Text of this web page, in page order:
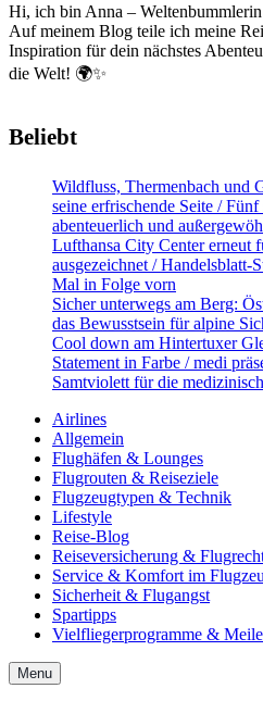
Hi, ich bin Anna –
Auf meinem Blog teile ich meine
Inspiration für dein nächstes
die Welt! 🌍✨
Beliebt
Wildfluss, Thermenbach und
seine erfrischende Seite /
abenteuerlich und
Lufthansa City Center erneut
ausgezeichnet / Handelsblatt-
Mal in Folge vorn
Sicher unterwegs am Berg:
das Bewusstsein für alpine
Cool down am Hintertuxer
Statement in Farbe / medi
Samtviolett für die
Airlines
Allgemein
Flughäfen & Lounges
Flugrouten & Reiseziele
Flugzeugtypen & Technik
Lifestyle
Reise-Blog
Reiseversicherung &
Service & Komfort im
Sicherheit & Flugangst
Spartipps
Vielfliegerprogramme &
Menu